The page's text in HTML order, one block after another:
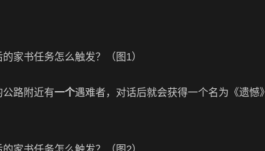
路附近有一个遇难者，对话后就会获得一个名为《遗憾》